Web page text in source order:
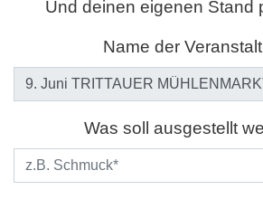
Und deinen eigenen Stand
Name der
Was soll ausgestellt